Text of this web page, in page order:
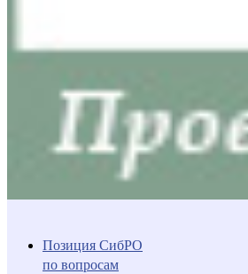
Позиция СибРО
по вопросам